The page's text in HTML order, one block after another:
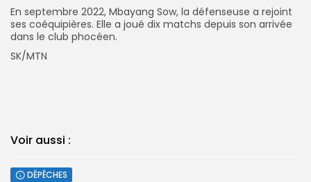
En septembre 2022, Mbayang Sow, la défenseuse a rejoint
ses coéquipières. Elle a joué dix matchs depuis son arrivée
dans le club phocéen.
SK/MTN
Voir aussi :
DÉPÊCHES